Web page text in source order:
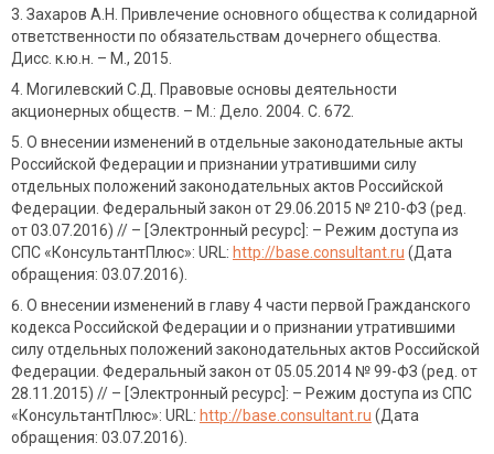
Захаров А.Н. Привлечение основного общества к солидарной
ответственности по обязательствам дочернего общества.
Дисс. к.ю.н. – М., 2015.
Могилевский С.Д. Правовые основы деятельности
акционерных обществ. – М.: Дело. 2004. С. 672.
О внесении изменений в отдельные законодательные акты
Российской Федерации и признании утратившими силу
отдельных положений законодательных актов Российской
Федерации. Федеральный закон от 29.06.2015 № 210-ФЗ (ред.
от 03.07.2016) // – [Электронный ресурс]: – Режим доступа из
СПС «КонсультантПлюс»: URL: http://base.consultant.ru (Дата
обращения: 03.07.2016).
О внесении изменений в главу 4 части первой Гражданского
кодекса Российской Федерации и о признании утратившими
силу отдельных положений законодательных актов Российской
Федерации. Федеральный закон от 05.05.2014 № 99-ФЗ (ред. от
28.11.2015) // – [Электронный ресурс]: – Режим доступа из СПС
«КонсультантПлюс»: URL: http://base.consultant.ru (Дата
обращения: 03.07.2016).